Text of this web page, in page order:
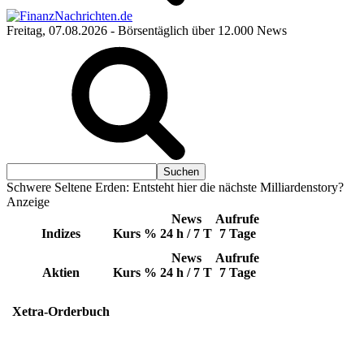
Freitag, 07.08.2026 - Börsentäglich über 12.000 News
Schwere Seltene Erden: Entsteht hier die nächste Milliardenstory?
Anzeige
Indizes Kurs %
News
24 h / 7 T
Aufrufe
7 Tage
Aktien Kurs %
News
24 h / 7 T
Aufrufe
7 Tage
Xetra-Orderbuch